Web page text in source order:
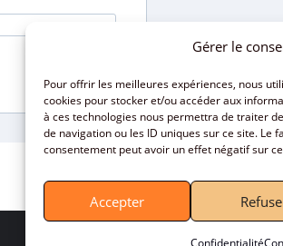
Gérer le
Pour offrir les meilleures expériences, nous
cookies pour stocker et/ou accéder aux
à ces technologies nous permettra de traiter
de navigation ou les ID uniques sur ce site. Le
consentement peut avoir un effet négatif sur
Accepter
Confidentialité